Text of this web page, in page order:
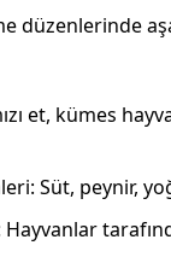
düzenlerinde
et, kümes
Süt, peynir,
Hayvanlar